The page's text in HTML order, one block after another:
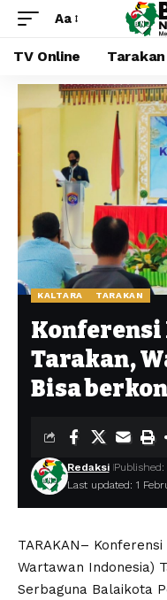
Aa
TV Online Tarakan
KALTARA TARAKAN
Konferensi
Tarakan,
Bisa
Last updated: 1
Redaksi
TARAKAN–
Wartawan Indonesia)
Serbaguna Balaikota